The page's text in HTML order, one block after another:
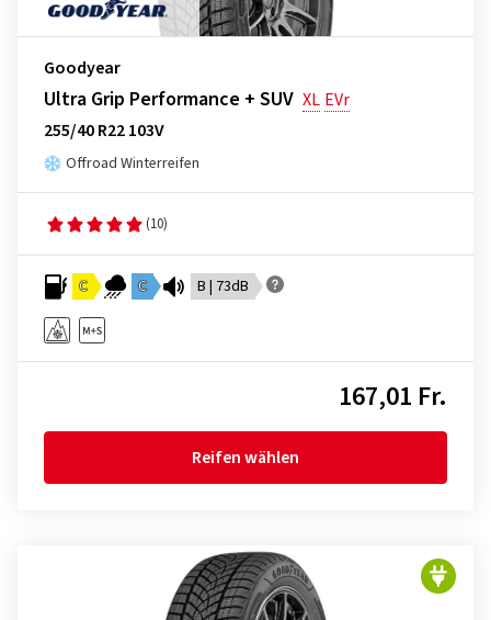
Goodyear
Ultra Grip Performance + SUV XL EVr
255/40 R22 103V
Offroad Winterreifen
(10)
C C B | 73dB
167,01 Fr.
Reifen wählen